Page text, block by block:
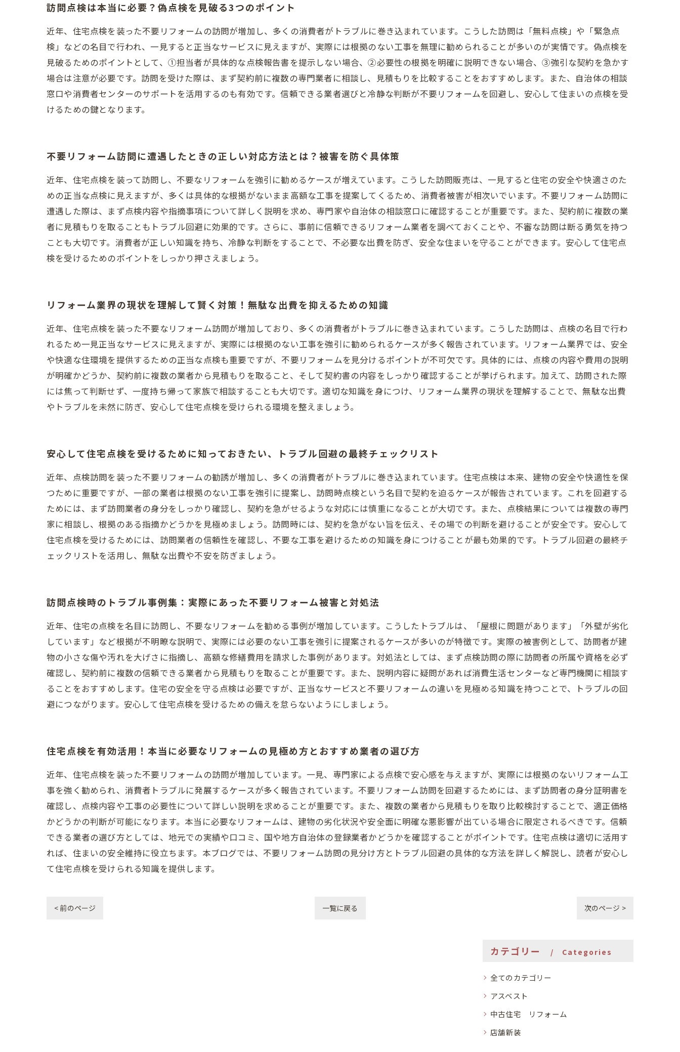
訪問点検は本当に必要？偽点検を見破る3つのポイント
近年、住宅点検を装った不要リフォームの訪問が増加し、多くの消費者がトラブルに巻き込まれています。こうした訪問は「無料点検」や「緊急点
検」などの名目で行われ、一見すると正当なサービスに見えますが、実際には根拠のない工事を無理に勧められることが多いのが実情です。偽点検を
見破るためのポイントとして、①担当者が具体的な点検報告書を提示しない場合、②必要性の根拠を明確に説明できない場合、③強引な契約を急かす
場合は注意が必要です。訪問を受けた際は、まず契約前に複数の専門業者に相談し、見積もりを比較することをおすすめします。また、自治体の相談
窓口や消費者センターのサポートを活用するのも有効です。信頼できる業者選びと冷静な判断が不要リフォームを回避し、安心して住まいの点検を受
けるための鍵となります。
不要リフォーム訪問に遭遇したときの正しい対応方法とは？被害を防ぐ具体策
近年、住宅点検を装って訪問し、不要なリフォームを強引に勧めるケースが増えています。こうした訪問販売は、一見すると住宅の安全や快適さのた
めの正当な点検に見えますが、多くは具体的な根拠がないまま高額な工事を提案してくるため、消費者被害が相次いでいます。不要リフォーム訪問に
遭遇した際は、まず点検内容や指摘事項について詳しく説明を求め、専門家や自治体の相談窓口に確認することが重要です。また、契約前に複数の業
者に見積もりを取ることもトラブル回避に効果的です。さらに、事前に信頼できるリフォーム業者を調べておくことや、不審な訪問は断る勇気を持つ
ことも大切です。消費者が正しい知識を持ち、冷静な判断をすることで、不必要な出費を防ぎ、安全な住まいを守ることができます。安心して住宅点
検を受けるためのポイントをしっかり押さえましょう。
リフォーム業界の現状を理解して賢く対策！無駄な出費を抑えるための知識
近年、住宅点検を装った不要なリフォーム訪問が増加しており、多くの消費者がトラブルに巻き込まれています。こうした訪問は、点検の名目で行わ
れるため一見正当なサービスに見えますが、実際には根拠のない工事を強引に勧められるケースが多く報告されています。リフォーム業界では、安全
や快適な住環境を提供するための正当な点検も重要ですが、不要リフォームを見分けるポイントが不可欠です。具体的には、点検の内容や費用の説明
が明確かどうか、契約前に複数の業者から見積もりを取ること、そして契約書の内容をしっかり確認することが挙げられます。加えて、訪問された際
には焦って判断せず、一度持ち帰って家族で相談することも大切です。適切な知識を身につけ、リフォーム業界の現状を理解することで、無駄な出費
やトラブルを未然に防ぎ、安心して住宅点検を受けられる環境を整えましょう。
安心して住宅点検を受けるために知っておきたい、トラブル回避の最終チェックリスト
近年、点検訪問を装った不要リフォームの勧誘が増加し、多くの消費者がトラブルに巻き込まれています。住宅点検は本来、建物の安全や快適性を保
つために重要ですが、一部の業者は根拠のない工事を強引に提案し、訪問時点検という名目で契約を迫るケースが報告されています。これを回避する
ためには、まず訪問業者の身分をしっかり確認し、契約を急がせるような対応には慎重になることが大切です。また、点検結果については複数の専門
家に相談し、根拠のある指摘かどうかを見極めましょう。訪問時には、契約を急がない旨を伝え、その場での判断を避けることが安全です。安心して
住宅点検を受けるためには、訪問業者の信頼性を確認し、不要な工事を避けるための知識を身につけることが最も効果的です。トラブル回避の最終チ
ェックリストを活用し、無駄な出費や不安を防ぎましょう。
訪問点検時のトラブル事例集：実際にあった不要リフォーム被害と対処法
近年、住宅の点検を名目に訪問し、不要なリフォームを勧める事例が増加しています。こうしたトラブルは、「屋根に問題があります」「外壁が劣化
しています」など根拠が不明瞭な説明で、実際には必要のない工事を強引に提案されるケースが多いのが特徴です。実際の被害例として、訪問者が建
物の小さな傷や汚れを大げさに指摘し、高額な修繕費用を請求した事例があります。対処法としては、まず点検訪問の際に訪問者の所属や資格を必ず
確認し、契約前に複数の信頼できる業者から見積もりを取ることが重要です。また、説明内容に疑問があれば消費生活センターなど専門機関に相談す
ることをおすすめします。住宅の安全を守る点検は必要ですが、正当なサービスと不要リフォームの違いを見極める知識を持つことで、トラブルの回
避につながります。安心して住宅点検を受けるための備えを怠らないようにしましょう。
住宅点検を有効活用！本当に必要なリフォームの見極め方とおすすめ業者の選び方
近年、住宅点検を装った不要リフォームの訪問が増加しています。一見、専門家による点検で安心感を与えますが、実際には根拠のないリフォーム工
事を強く勧められ、消費者トラブルに発展するケースが多く報告されています。不要リフォーム訪問を回避するためには、まず訪問者の身分証明書を
確認し、点検内容や工事の必要性について詳しい説明を求めることが重要です。また、複数の業者から見積もりを取り比較検討することで、適正価格
かどうかの判断が可能になります。本当に必要なリフォームは、建物の劣化状況や安全面に明確な悪影響が出ている場合に限定されるべきです。信頼
できる業者の選び方としては、地元での実績や口コミ、国や地方自治体の登録業者かどうかを確認することがポイントです。住宅点検は適切に活用す
れば、住まいの安全維持に役立ちます。本ブログでは、不要リフォーム訪問の見分け方とトラブル回避の具体的な方法を詳しく解説し、読者が安心し
て住宅点検を受けられる知識を提供します。
< 前のページ 一覧に戻る 次のページ >
カテゴリー Categories
全てのカテゴリー
アスベスト
中古住宅 リフォーム
店舗新装